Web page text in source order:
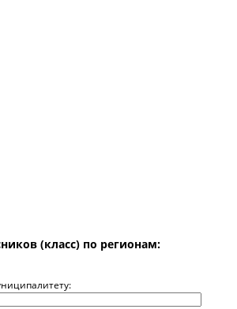
(класс) по регионам: